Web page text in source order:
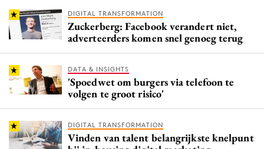
DIGITAL TRANSFORMATION
Zuckerberg: Facebook verandert niet,
adverteerders komen snel genoeg terug
DATA & INSIGHTS
'Spoedwet om burgers via telefoon te
volgen te groot risico'
DIGITAL TRANSFORMATION
Vinden van talent belangrijkste knelpunt